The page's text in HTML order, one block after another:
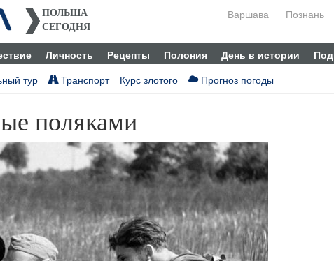
ПОЛЬША
СЕГОДНЯ
Варшава Познань
Личность Рецепты Полония День в истории
тур Транспорт Курс злотого Прогноз погоды
поляками